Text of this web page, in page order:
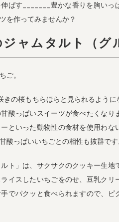
ばす_______豊かな香りを胸いっ
を作ってみませんか？
ャムタルト（グ
ご。
きの桜もちらほらと見られるよう
酸っぱいスイーツが食べたくなり
といった動物性の食材を使用わな
酸っぱいいちごとの相性も抜群です
ルト」は、サクサクのクッキー生
イスしたいちごをのせ、豆乳クリ
でパクッと食べられますので、ピ